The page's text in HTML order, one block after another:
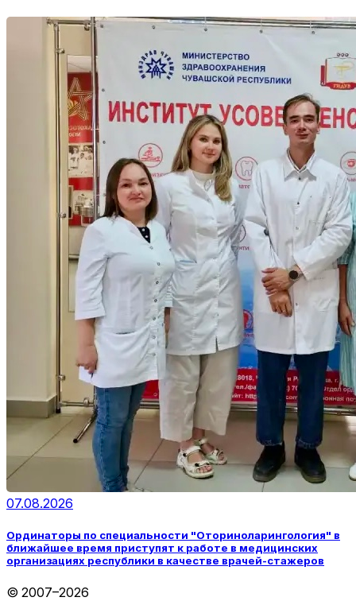
07.08.2026
Ординаторы по специальности "Оториноларингология" в
ближайшее время приступят к работе в медицинских
организациях республики в качестве врачей-стажеров
© 2007–2026